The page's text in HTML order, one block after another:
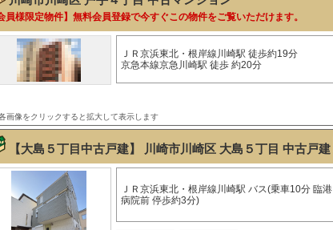
員様限定物件】無料会員登録で今すぐこの物件をご覧いただけます。
ＪＲ京浜東北・根岸線川崎駅 徒歩約19分
京急本線京急川崎駅 徒歩 約20分
画像をクリックすると拡大して表示します
【大島５丁目中古戸建】 川崎市川崎区 大島５丁目 中古戸建
ＪＲ京浜東北・根岸線川崎駅 バス(乗車10分 臨港
病院前 停歩約3分)